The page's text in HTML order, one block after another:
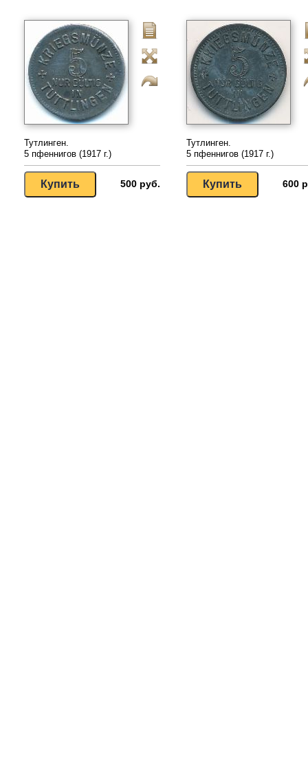
Тутлинген.
5 пфеннигов (1917 г.)
500 руб.
Тутлинген.
5 пфеннигов (1917 г.)
600